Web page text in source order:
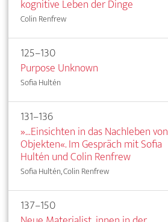
kognitive Leben der Dinge
Colin Renfrew
125–130
Purpose Unknown
Sofia Hultén
131–136
»...Einsichten in das Nachleben von
Objekten«. Im Gespräch mit Sofia
Hultén und Colin Renfrew
Sofia Hultén, Colin Renfrew
137–150